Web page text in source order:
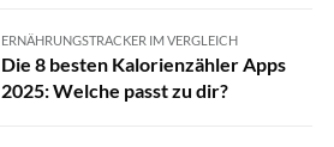
ERNÄHRUNGSTRACKER IM VERGLEICH
Die 8 besten Kalorienzähler Apps
2025: Welche passt zu dir?